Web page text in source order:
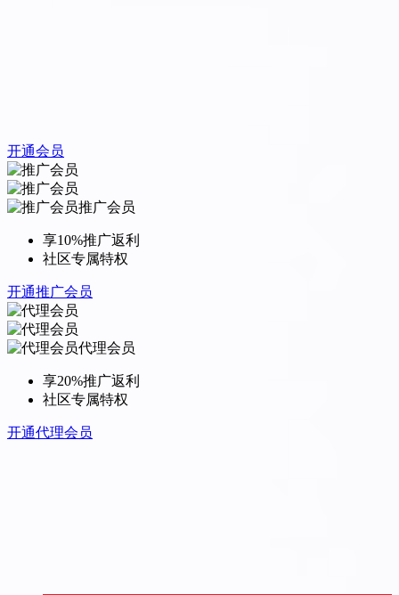
开通会员
推广会员
享10%推广返利
社区专属特权
开通推广会员
代理会员
享20%推广返利
社区专属特权
开通代理会员